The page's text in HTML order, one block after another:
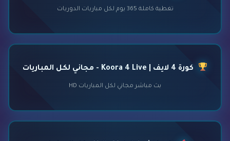
تغطية كاملة 365 يوم لكل مباريات الدوريات
كورة 4 لايف | Koora 4 Live - مجاني لكل المباريات
بث مباشر مجاني لكل المباريات HD